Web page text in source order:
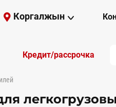
Коргалжын
Кредит/рассрочка